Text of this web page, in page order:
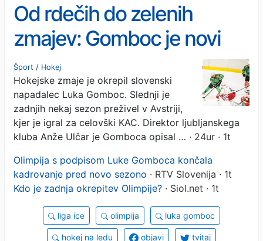
Od rdečih do zelenih
zmajev: Gomboc je novi
član Olimpije
Šport / Hokej
Hokejske zmaje je okrepil slovenski
napadalec Luka Gomboc. Slednji je
zadnjih nekaj sezon preživel v Avstriji,
kjer je igral za celovški KAC. Direktor ljubljanskega
kluba Anže Ulčar je Gomboca opisal … · 24ur · 1t
Olimpija s podpisom Luke Gomboca končala
kadrovanje pred novo sezono · RTV Slovenija · 1t
Kdo je zadnja okrepitev Olimpije? · Siol.net · 1t
liga ice olimpija luka gomboc
hokej na ledu objavi tvitaj